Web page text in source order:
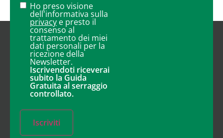
Ho preso visione
dell'informativa sulla
privacy e presto il
consenso al
trattamento dei miei
dati personali per la
ricezione della
Newsletter.
Iscrivendoti riceverai
subito la Guida
Gratuita al serraggio
controllato.
Iscriviti